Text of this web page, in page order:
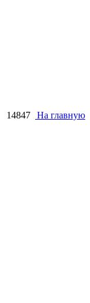
14847
На главную